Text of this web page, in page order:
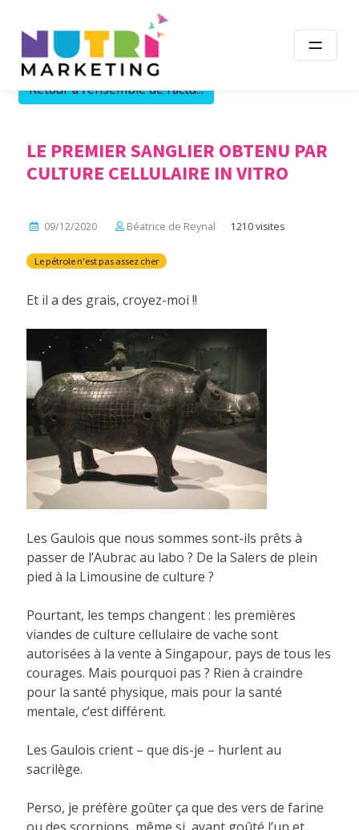
Retour à l'ensemble de l'actu...
LE PREMIER SANGLIER OBTENU PAR
CULTURE CELLULAIRE IN VITRO
09/12/2020 Béatrice de Reynal 1210 visites
Le pétrole n'est pas assez cher
Et il a des grais, croyez-moi !!
Les Gaulois que nous sommes sont-ils prêts à
passer de l’Aubrac au labo ? De la Salers de plein
pied à la Limousine de culture ?
Pourtant, les temps changent : les premières
viandes de culture cellulaire de vache sont
autorisées à la vente à Singapour, pays de tous les
courages. Mais pourquoi pas ? Rien à craindre
pour la santé physique, mais pour la santé
mentale, c’est différent.
Les Gaulois crient – que dis-je – hurlent au
sacrilège.
Perso, je préfère goûter ça que des vers de farine
ou des scorpions, même si, ayant goûté l’un et